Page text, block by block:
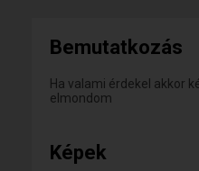
Bemutatkozás
Ha valami érdekel akkor
elmondom
Képek